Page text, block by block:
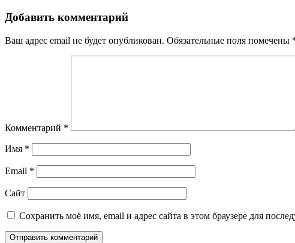
Добавить комментарий
Ваш адрес email не будет опубликован. Обязательные поля помечены
Комментарий *
Имя *
Email *
Сайт
Сохранить моё имя, email и адрес сайта в этом браузере для